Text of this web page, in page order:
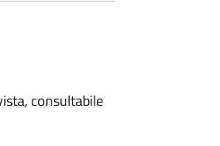
consultabile